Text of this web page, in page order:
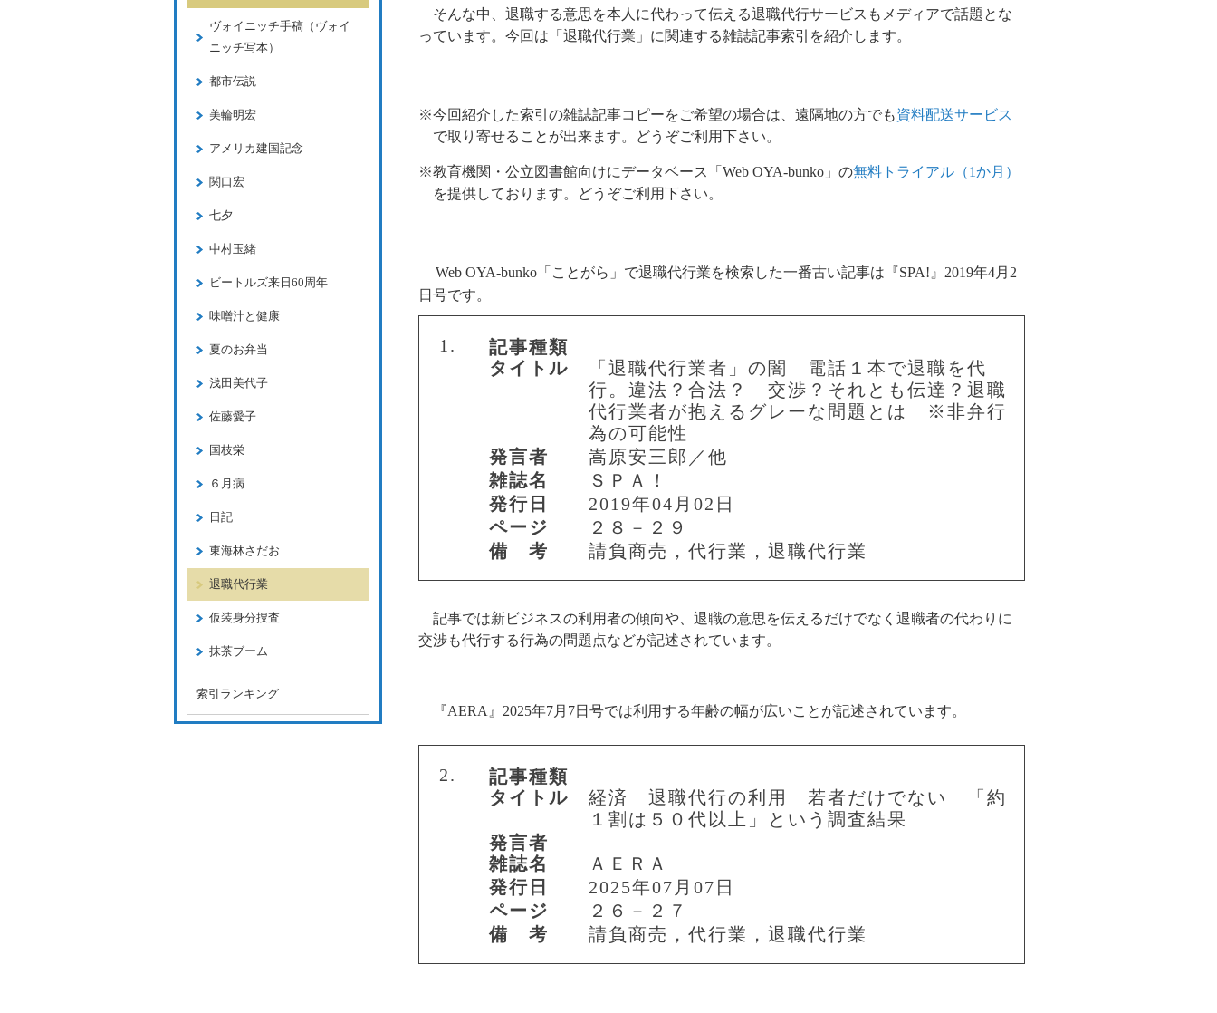
そんな中、退職する意思を本人に代わって伝える退職代行サービスもメディアで話題とな
っています。今回は「退職代行業」に関連する雑誌記事索引を紹介します。
※今回紹介した索引の雑誌記事コピーをご希望の場合は、遠隔地の方でも資料配送サービス
で取り寄せることが出来ます。どうぞご利用下さい。
※教育機関・公立図書館向けにデータベース 「 Web OYA-bunko 」の無料トライアル（1か月）
を提供しております。
どうぞご利用下さい。
Web OYA-bunko 「ことがら」で退職代行業を検索した一番古い記事は『SPA! 』 2019年4月 2
日号です。
1.
記事種類
タイトル
「退職代行業者」の闇 電話１本で退職を代
行。違法？合法？ 交渉？それとも伝達？退職
代行業者が抱えるグレーな問題とは ※非弁行
為の可能性
発言者
嵩原安三郎／他
雑誌名
ＳＰＡ！
発行日
2019年04月02日
ページ
２８－２９
備 考
請負商売，代行業，退職代行業
記事では新ビジネスの利用者の傾向や、退職の意思を伝えるだけでなく退職者の代わりに
交渉も代行する行為の問題点などが記述されています。
『AERA 』 2025年7月 7日号では利用する年齢の幅が広いことが記述されています。
2.
記事種類
タイトル
経済 退職代行の利用 若者だけでない 「約
１割は５０代以上」という調査結果
発言者
雑誌名
ＡＥＲＡ
発行日
2025年07月07日
ページ
２６－２７
備 考
請負商売，代行業，退職代行業
ヴォイニッチ手稿（ヴォイ
ニッチ写本）
都市伝説
美輪明宏
アメリカ建国記念
関口宏
七夕
中村玉緒
ビートルズ来日60周年
味噌汁と健康
夏のお弁当
浅田美代子
佐藤愛子
国枝栄
６月病
日記
東海林さだお
退職代行業
仮装身分捜査
抹茶ブーム
索引ランキング